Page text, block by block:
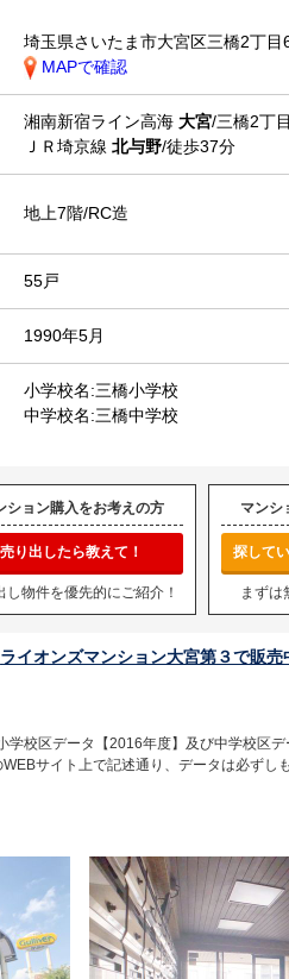
埼玉県さいたま市大宮区三橋2丁
MAPで確認
湘南新宿ライン高海 大宮/三橋2丁
ＪＲ埼京線 北与野/徒歩37分
地上7階/RC造
55戸
1990年5月
小学校名:三橋小学校
中学校名:三橋中学校
ション購入をお考えの方
売り出したら教えて！
し物件を優先的にご紹介！
マンシ
探して
まずは
ライオンズマンション大宮第３で販売
校区データ【2016年度】及び中学校区
サイト上で記述通り、データは必ずし